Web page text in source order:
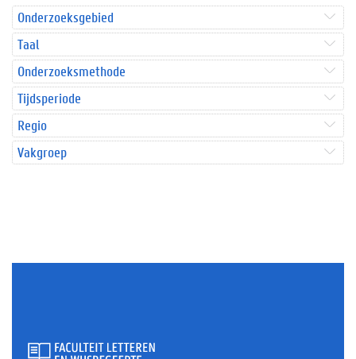
Onderzoeksgebied
Taal
Onderzoeksmethode
Tijdsperiode
Regio
Vakgroep